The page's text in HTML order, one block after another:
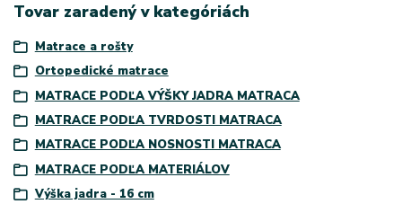
Tovar zaradený v kategóriách
Matrace a rošty
Ortopedické matrace
MATRACE PODĽA VÝŠKY JADRA MATRACA
MATRACE PODĽA TVRDOSTI MATRACA
MATRACE PODĽA NOSNOSTI MATRACA
MATRACE PODĽA MATERIÁLOV
Výška jadra - 16 cm